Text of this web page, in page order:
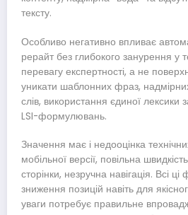
тексту.
Особливо негативно впливає
рерайт без глибокого занурення у
перевагу експертності, а не
уникати шаблонних фраз,
слів, використання єдиної лексики
LSI-формулювань.
Значення має і недооцінка
мобільної версії, повільна
сторінки, незручна навігація. Всі
зниження позицій навіть для
уваги потребує правильне